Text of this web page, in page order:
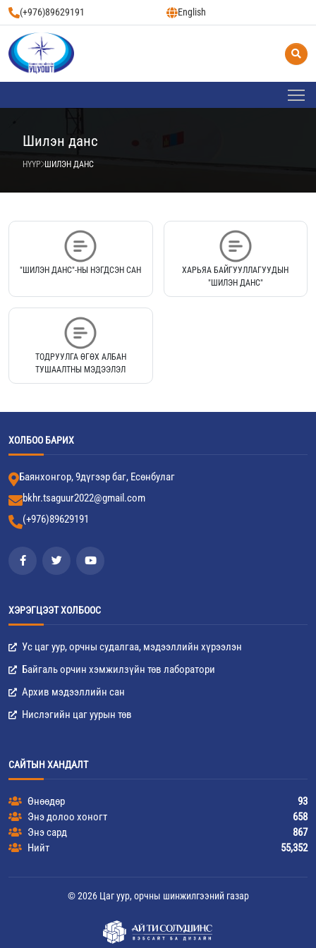
(+976)89629191 English
Шилэн данс
НҮҮР ШИЛЭН ДАНС
"ШИЛЭН ДАНС"-НЫ НЭГДСЭН САН
ХАРЬЯА БАЙГУУЛЛАГУУДЫН
"ШИЛЭН ДАНС"
ТОДРУУЛГА ӨГӨХ АЛБАН
ТУШААЛТНЫ МЭДЭЭЛЭЛ
ХОЛБОО БАРИХ
Баянхонгор, 9дүгээр баг, Есөнбулаг
bkhr.tsaguur2022@gmail.com
(+976)89629191
ХЭРЭГЦЭЭТ ХОЛБООС
Ус цаг уур, орчны судалгаа, мэдээллийн хүрээлэн
Байгаль орчин хэмжилзүйн төв лаборатори
Архив мэдээллийн сан
Нислэгийн цаг уурын төв
САЙТЫН ХАНДАЛТ
Өнөөдөр
93
Энэ долоо хоногт
658
Энэ сард
867
Нийт
55,352
© 2026 Цаг уур, орчны шинжилгээний газар